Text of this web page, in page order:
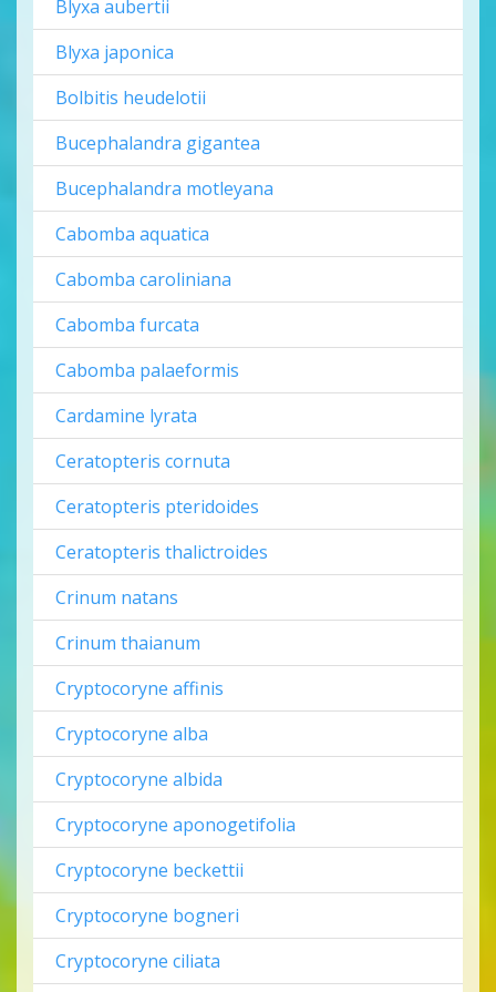
Blyxa aubertii
Blyxa japonica
Bolbitis heudelotii
Bucephalandra gigantea
Bucephalandra motleyana
Cabomba aquatica
Cabomba caroliniana
Cabomba furcata
Cabomba palaeformis
Cardamine lyrata
Ceratopteris cornuta
Ceratopteris pteridoides
Ceratopteris thalictroides
Crinum natans
Crinum thaianum
Cryptocoryne affinis
Cryptocoryne alba
Cryptocoryne albida
Cryptocoryne aponogetifolia
Cryptocoryne beckettii
Cryptocoryne bogneri
Cryptocoryne ciliata